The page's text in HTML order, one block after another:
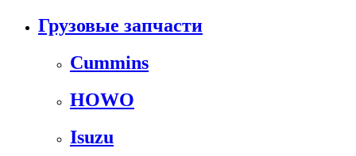
Грузовые запчасти
Cummins
HOWO
Isuzu